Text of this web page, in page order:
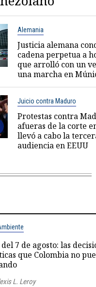
Alemania
Justicia alemana
cadena perpetua a
que arrolló con un
una marcha en
Juicio contra Maduro
Protestas contra
afueras de la corte
llevó a cabo la
audiencia en EEUU
7 de agosto: las
que Colombia no
L. Leroy